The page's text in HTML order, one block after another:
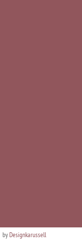
by Designkarussell